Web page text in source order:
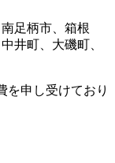
足柄市、箱根
井町、大磯町、
を申し受けており